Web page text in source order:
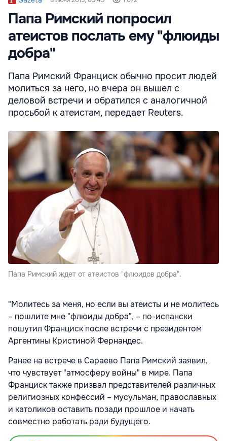
Папа Римский попросил
атеистов послать ему "флюиды
добра"
Папа Римский Франциск обычно просит людей
молиться за него, но вчера он вышел с
деловой встречи и обратился с аналогичной
просьбой к атеистам, передает Reuters.
Папа Римский ждет от атеистов "флюидов добра".
"Молитесь за меня, но если вы атеисты и не молитесь
– пошлите мне "флюиды добра", – по-испански
пошутил Франциск после встречи с президентом
Аргентины Кристиной Фернандес.
Ранее на встрече в Сараево Папа Римский заявил,
что чувствует "атмосферу войны" в мире. Папа
Франциск также призвал представителей различных
религиозных конфессий – мусульман, православных
и католиков оставить позади прошлое и начать
совместно работать ради будущего.